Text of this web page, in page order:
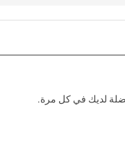
لديك في كل مرة.